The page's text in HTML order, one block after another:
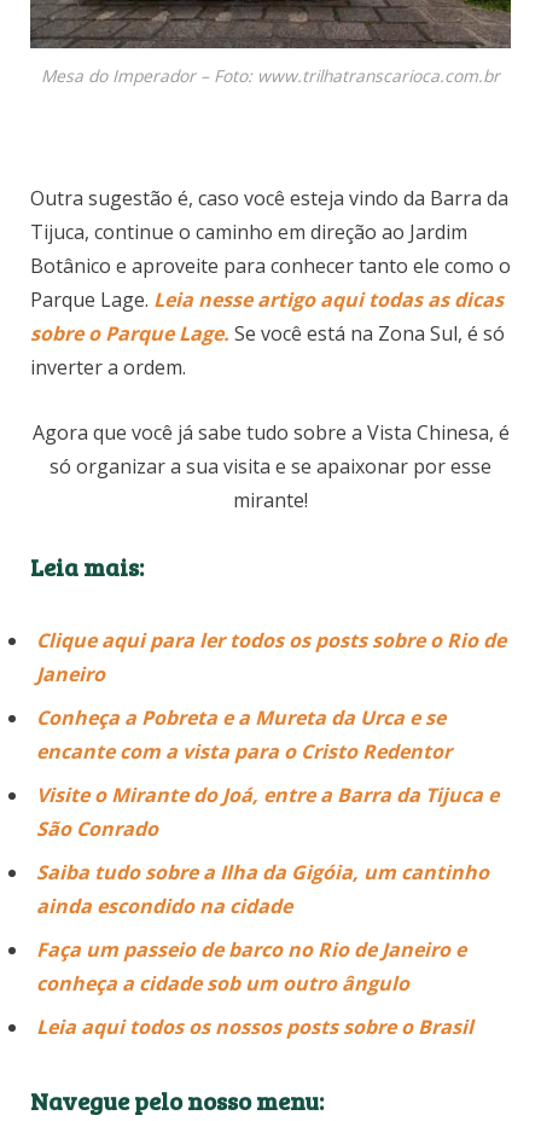
Mesa do Imperador – Foto: www.trilhatranscarioca.com.br
Outra sugestão é, caso você esteja vindo da Barra da
Tijuca, continue o caminho em direção ao Jardim
Botânico e aproveite para conhecer tanto ele como o
Parque Lage. Leia nesse artigo aqui todas as dicas
sobre o Parque Lage. Se você está na Zona Sul, é só
inverter a ordem.
Agora que você já sabe tudo sobre a Vista Chinesa, é
só organizar a sua visita e se apaixonar por esse
mirante!
Leia mais:
Clique aqui para ler todos os posts sobre o Rio de
Janeiro
Conheça a Pobreta e a Mureta da Urca e se
encante com a vista para o Cristo Redentor
Visite o Mirante do Joá, entre a Barra da Tijuca e
São Conrado
Saiba tudo sobre a Ilha da Gigóia, um cantinho
ainda escondido na cidade
Faça um passeio de barco no Rio de Janeiro e
conheça a cidade sob um outro ângulo
Leia aqui todos os nossos posts sobre o Brasil
Navegue pelo nosso menu: